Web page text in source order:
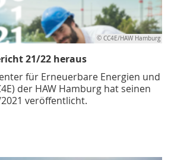
© CC4E/HAW Hamburg
21/22 heraus
für Erneuerbare Energien und
der HAW Hamburg hat seinen
veröffentlicht.